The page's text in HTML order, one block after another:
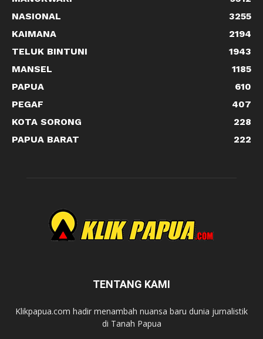
NASIONAL
3255
KAIMANA
2194
TELUK BINTUNI
1943
MANSEL
1185
PAPUA
610
PEGAF
407
KOTA SORONG
228
PAPUA BARAT
222
TENTANG KAMI
Klikpapua.com hadir menambah nuansa baru dunia jurnalistik
di Tanah Papua